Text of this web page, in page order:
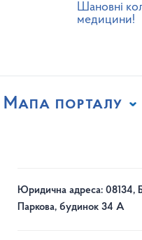
Шановні
медицини!
Мапа порталу
Юридична адреса: 08134,
Паркова, будинок 34 А